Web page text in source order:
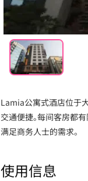
Lamia公寓式酒店位于大
交通便捷。每间客房都
满足商务人士的需求。
使用信息